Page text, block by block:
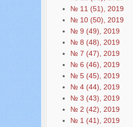
№ 11 (51), 2019
№ 10 (50), 2019
№ 9 (49), 2019
№ 8 (48), 2019
№ 7 (47), 2019
№ 6 (46), 2019
№ 5 (45), 2019
№ 4 (44), 2019
№ 3 (43), 2019
№ 2 (42), 2019
№ 1 (41), 2019